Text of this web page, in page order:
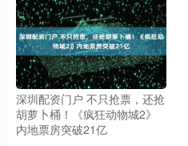
深圳配资门户 不只抢票，还抢
胡萝卜桶！《疯狂动物城2》
内地票房突破21亿